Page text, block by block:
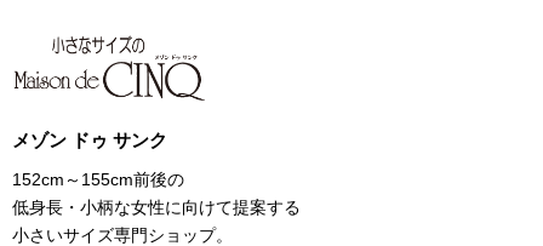
メゾン ドゥ サンク
152cm～155cm前後の
低身長・小柄な女性に向けて提案する
小さいサイズ専門ショップ。